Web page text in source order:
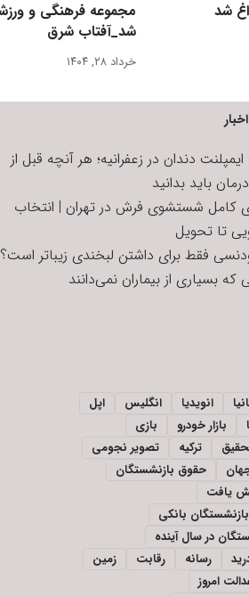
شد
مجموعه‌ فرهنگی و
شد_آفتاب شرق
خرداد ۲۸, ۱۴۰۴
دندان در زعفرانیه؛ هر آنچه قبل از
باید بدانید
کامل شستشوی فرش در تهران | انتخاب
تا تحویل
فقط برای داشتن لبخندی زیباتر است؟
که بسیاری از بیماران نمی‌دانند
انویدیا انگلیس
اپل
بازار خودرو
بازی
ترکیه
تصویر نجومی
حقوق بازنشستگان
یافت
بانکی
در سال آینده
رسانه رقابت
زمین
امروز